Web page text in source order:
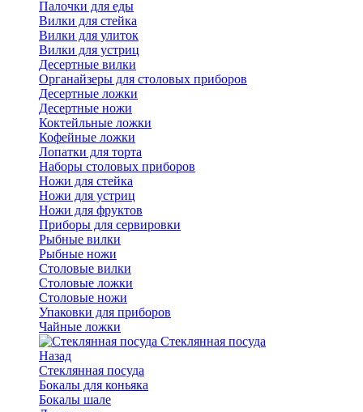
Палочки для еды
Вилки для стейка
Вилки для улиток
Вилки для устриц
Десертные вилки
Органайзеры для столовых приборов
Десертные ложки
Десертные ножи
Коктейльные ложки
Кофейные ложки
Лопатки для торта
Наборы столовых приборов
Ножи для стейка
Ножи для устриц
Ножи для фруктов
Приборы для сервировки
Рыбные вилки
Рыбные ножи
Столовые вилки
Столовые ложки
Столовые ножи
Упаковки для приборов
Чайные ложки
Стеклянная посуда
Назад
Стеклянная посуда
Бокалы для коньяка
Бокалы шале